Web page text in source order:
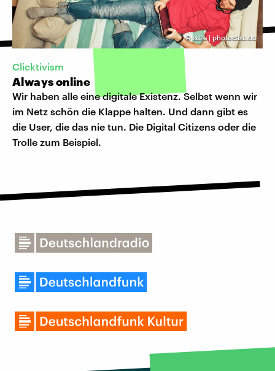
©suze | photocase.de
Clicktivism
Always online
Wir haben alle eine digitale Existenz. Selbst wenn wir
im Netz schön die Klappe halten. Und dann gibt es
die User, die das nie tun. Die Digital Citizens oder die
Trolle zum Beispiel.